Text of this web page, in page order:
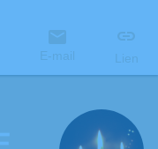
E-mail Lien